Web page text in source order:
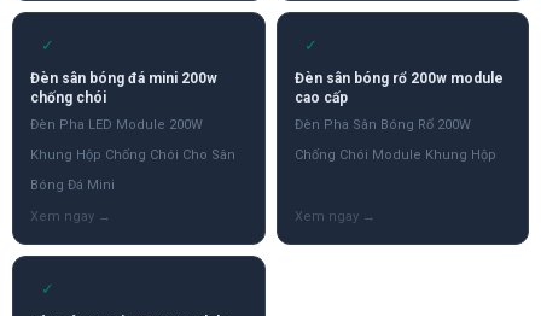
✓
Đèn sân bóng đá mini 200w
chống chói
Đèn Pha LED Module 200W
Khung Hộp Chống Chói Cho Sân
Bóng Đá Mini
✓
Đèn sân bóng rổ 200w module
cao cấp
Đèn Pha Sân Bóng Rổ 200W
Chống Chói Module Khung Hộp
✓